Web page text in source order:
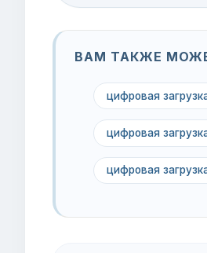
ВАМ ТАКЖЕ
цифровая
цифровая
цифровая